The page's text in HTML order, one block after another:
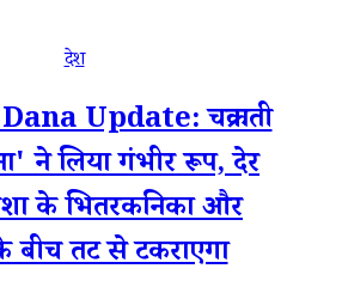
देश
Update: चक्रवाती
ने लिया गंभीर रूप, देर
के भितरकनिका और
बीच तट से टकराएगा